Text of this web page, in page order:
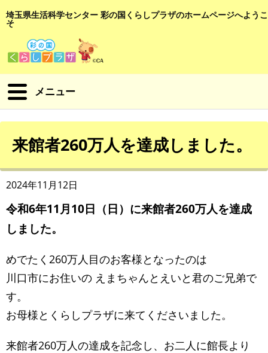
埼玉県生活科学センター 彩の国くらしプラザのホームページへようこ
そ
メニュー
来館者260万人を達成しました。
2024年11月12日
令和6年11月10日（日）に来館者260万人を達成
しました。
めでたく260万人目のお客様となったのは
川口市にお住いの えまちゃんとえいと君のご兄弟で
す。
お母様とくらしプラザに来てくださいました。
来館者260万人の達成を記念し、お二人に館長より